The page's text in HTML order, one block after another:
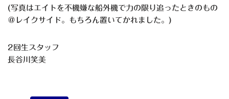
(写真はエイトを不機嫌な船外機で力の限り追ったときのもの
＠レイクサイド。もちろん置いてかれました。)
2回生スタッフ
長谷川笑美